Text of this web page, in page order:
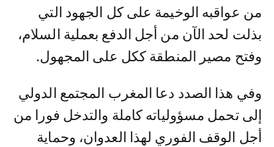
من عواقبه الوخيمة على كل الجهود التي
بذلت لحد الآن من أجل الدفع بعملية السلام،
وفتح مصير المنطقة ككل على المجهول.
وفي هذا الصدد دعا المغرب المجتمع الدولي
إلى تحمل مسؤولياته كاملة والتدخل فورا من
أجل الوقف الفوري لهذا العدوان، وحماية